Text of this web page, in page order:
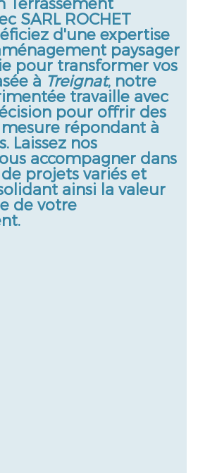
SARL ROCHET
d'une expertise
paysager
pour transformer vos
à Treignat, notre
travaille avec
pour offrir des
répondant à
Laissez nos
accompagner dans
projets variés et
ainsi la valeur
de votre